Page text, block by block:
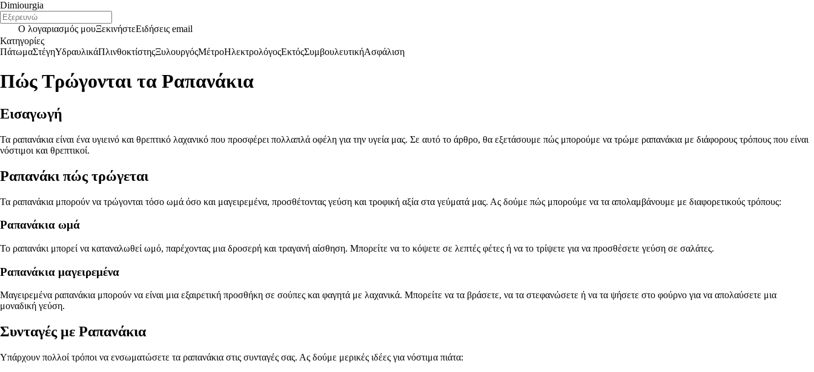
Dimiourgia
Ο λογαριασμός μουΞεκινήστεΕιδήσεις email
Κατηγορίες
ΠάτωμαΣτέγηΥδραυλικάΠλινθοκτίστηςΞυλουργόςΜέτροΗλεκτρολόγοςΕκτόςΣυμβουλευτικήΑσφάλιση
Πώς Τρώγονται τα Ραπανάκια
Εισαγωγή
Τα ραπανάκια είναι ένα υγιεινό και θρεπτικό λαχανικό που προσφέρει πολλαπλά οφέλη για την υγεία μας. Σε αυτό το άρθρο, θα εξετάσουμε πώς μπορούμε να τρώμε ραπανάκια με διάφορους τρόπους που είναι
νόστιμοι και θρεπτικοί.
Ραπανάκι πώς τρώγεται
Τα ραπανάκια μπορούν να τρώγονται τόσο ωμά όσο και μαγειρεμένα, προσθέτοντας γεύση και τροφική αξία στα γεύματά μας. Ας δούμε πώς μπορούμε να τα απολαμβάνουμε με διαφορετικούς τρόπους:
Ραπανάκια ωμά
Το ραπανάκι μπορεί να καταναλωθεί ωμό, παρέχοντας μια δροσερή και τραγανή αίσθηση. Μπορείτε να το κόψετε σε λεπτές φέτες ή να το τρίψετε για να προσθέσετε γεύση σε σαλάτες.
Ραπανάκια μαγειρεμένα
Μαγειρεμένα ραπανάκια μπορούν να είναι μια εξαιρετική προσθήκη σε σούπες και φαγητά με λαχανικά. Μπορείτε να τα βράσετε, να τα στεφανώσετε ή να τα ψήσετε στο φούρνο για να απολαύσετε μια
μοναδική γεύση.
Συνταγές με Ραπανάκια
Υπάρχουν πολλοί τρόποι να ενσωματώσετε τα ραπανάκια στις συνταγές σας. Ας δούμε μερικές ιδέες για νόστιμα πιάτα: